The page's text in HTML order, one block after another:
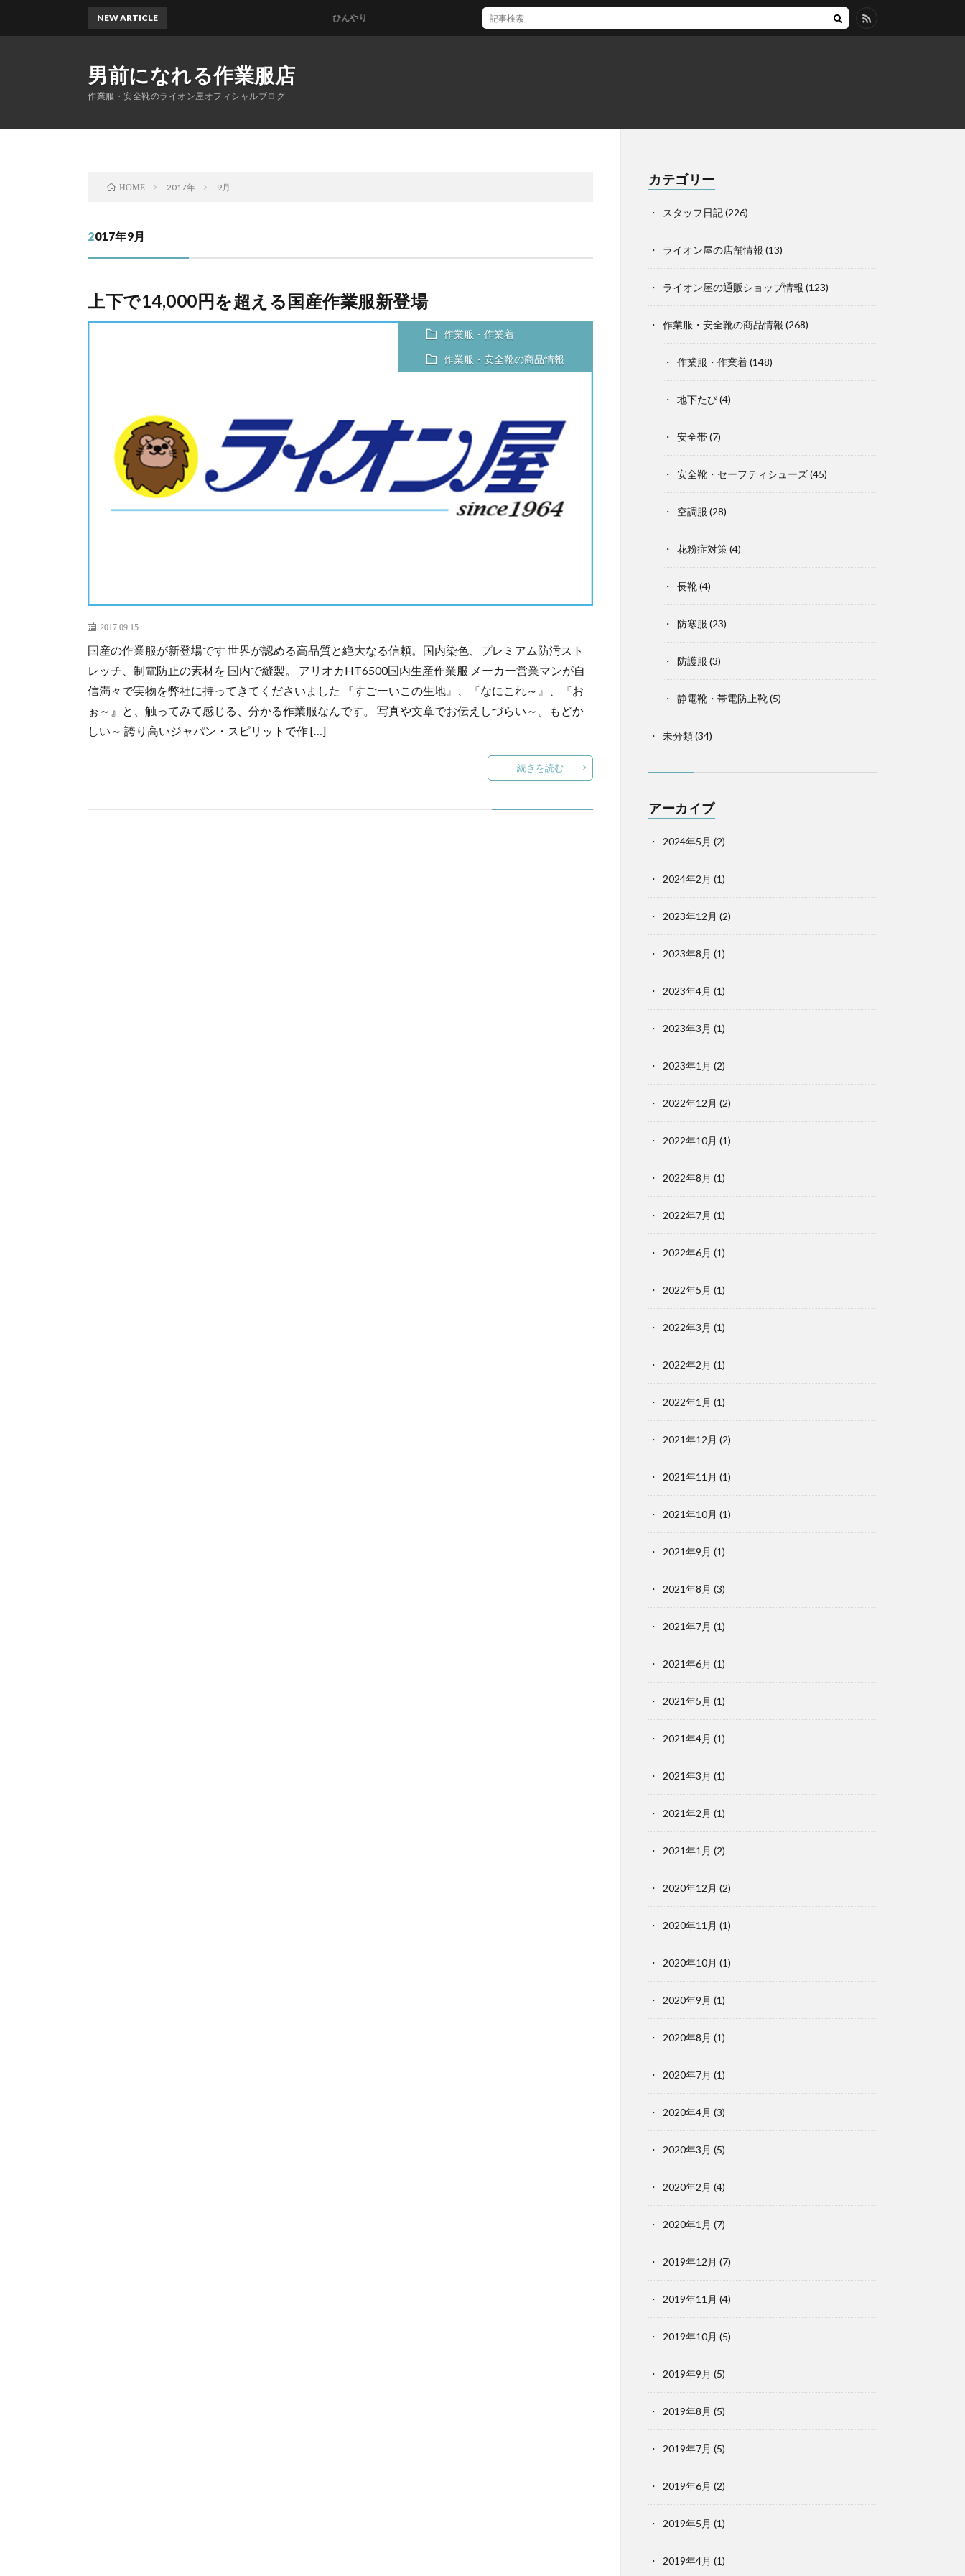
男前になれる作業服店
作業服・安全靴のライオン屋オフィシャルブログ
NEW ARTICLE ひんやり
HOME 2017年 9月
2017年9月
上下で14,000円を超える国産作業服新登場
作業服・作業着
作業服・安全靴の商品情報
2017.09.15
国産の作業服が新登場です 世界が認める高品質と絶大なる信頼。国内染色、プレミアム防汚スト
レッチ、制電防止の素材を 国内で縫製。 アリオカHT6500国内生産作業服 メーカー営業マンが自
信満々で実物を弊社に持ってきてくださいました 『すごーいこの生地』、『なにこれ～』、『お
ぉ～』と、触ってみて感じる、分かる作業服なんです。 写真や文章でお伝えしづらい～。もどか
しい～ 誇り高いジャパン・スピリットで作 […]
続きを読む
カテゴリー
スタッフ日記(226)
ライオン屋の店舗情報 (13)
ライオン屋の通販ショップ情報 (123)
作業服・安全靴の商品情報 (268)
作業服・作業着(148)
地下たび(4)
安全帯(7)
安全靴・セーフティシューズ(45)
空調服 (28)
花粉症対策(4)
長靴(4)
防寒服 (23)
防護服 (3)
静電靴・帯電防止靴(5)
未分類(34)
アーカイブ
2024年5月 (2)
2024年2月 (1)
2023年12月 (2)
2023年8月 (1)
2023年4月 (1)
2023年3月 (1)
2023年1月 (2)
2022年12月 (2)
2022年10月 (1)
2022年8月 (1)
2022年7月 (1)
2022年6月 (1)
2022年5月 (1)
2022年3月 (1)
2022年2月 (1)
2022年1月 (1)
2021年12月 (2)
2021年11月 (1)
2021年10月 (1)
2021年9月 (1)
2021年8月 (3)
2021年7月 (1)
2021年6月 (1)
2021年5月 (1)
2021年4月 (1)
2021年3月 (1)
2021年2月 (1)
2021年1月 (2)
2020年12月 (2)
2020年11月 (1)
2020年10月 (1)
2020年9月 (1)
2020年8月 (1)
2020年7月 (1)
2020年4月 (3)
2020年3月 (5)
2020年2月 (4)
2020年1月 (7)
2019年12月 (7)
2019年11月 (4)
2019年10月 (5)
2019年9月 (5)
2019年8月 (5)
2019年7月 (5)
2019年6月 (2)
2019年5月 (1)
2019年4月 (1)